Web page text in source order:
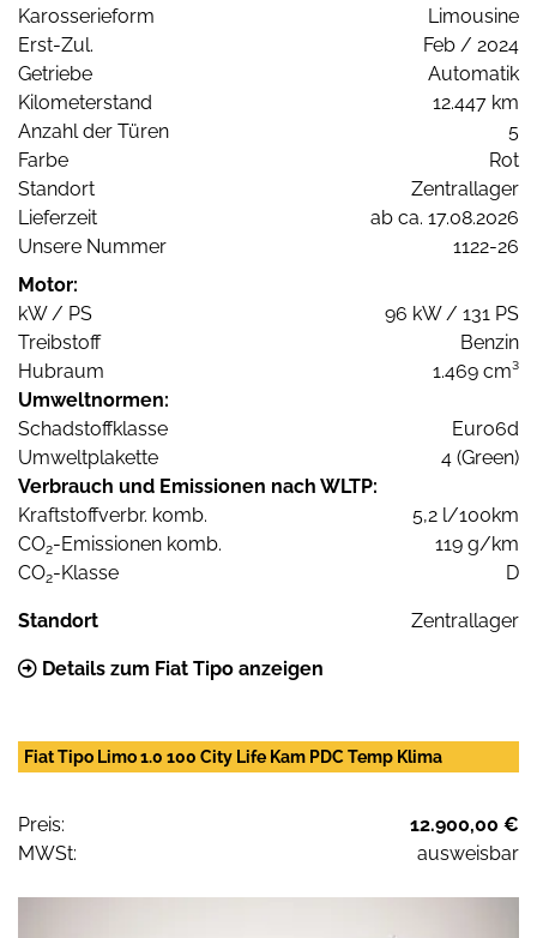
Karosserieform
Limousine
Erst-Zul.
Feb / 2024
Getriebe
Automatik
Kilometerstand
12.447 km
Anzahl der Türen
5
Farbe
Rot
Standort
Zentrallager
Lieferzeit
ab ca. 17.08.2026
Unsere Nummer
1122-26
Motor:
kW / PS
96 kW / 131 PS
Treibstoff
Benzin
Hubraum
1.469 cm³
Umweltnormen:
Schadstoffklasse
Euro6d
Umweltplakette
4 (Green)
Verbrauch und Emissionen nach WLTP:
Kraftstoffverbr. komb.
5,2 l/100km
CO2-Emissionen komb.
119 g/km
CO2-Klasse D
Standort Zentrallager
Details zum Fiat Tipo anzeigen
Fiat Tipo Limo 1.0 100 City Life Kam PDC Temp Klima
Preis:
12.900,00 €
MWSt:
ausweisbar